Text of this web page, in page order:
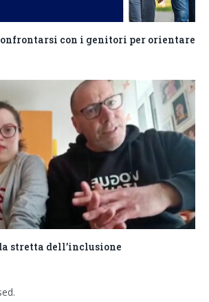
con i genitori per orientare
stretta dell’inclusione